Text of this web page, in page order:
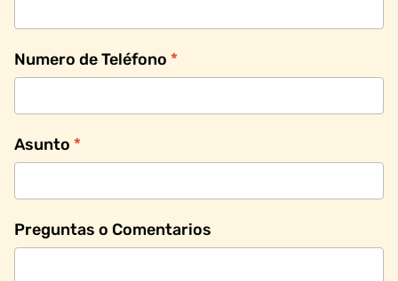
Numero de Teléfono *
Asunto *
Preguntas o Comentarios